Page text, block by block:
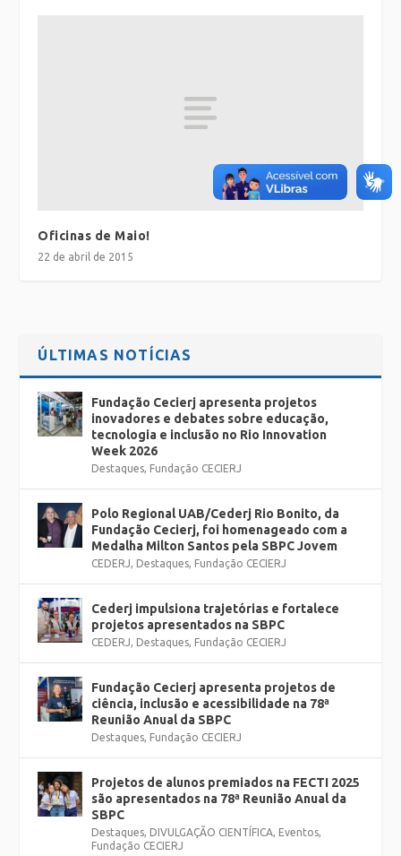
Oficinas de Maio!
22 de abril de 2015
ÚLTIMAS NOTÍCIAS
Fundação Cecierj apresenta projetos
inovadores e debates sobre educação,
tecnologia e inclusão no Rio Innovation
Week 2026
Destaques, Fundação CECIERJ
Polo Regional UAB/Cederj Rio Bonito, da
Fundação Cecierj, foi homenageado com a
Medalha Milton Santos pela SBPC Jovem
CEDERJ, Destaques, Fundação CECIERJ
Cederj impulsiona trajetórias e fortalece
projetos apresentados na SBPC
CEDERJ, Destaques, Fundação CECIERJ
Fundação Cecierj apresenta projetos de
ciência, inclusão e acessibilidade na 78ª
Reunião Anual da SBPC
Destaques, Fundação CECIERJ
Projetos de alunos premiados na FECTI 2025
são apresentados na 78ª Reunião Anual da
SBPC
Destaques, DIVULGAÇÃO CIENTÍFICA, Eventos,
Fundação CECIERJ